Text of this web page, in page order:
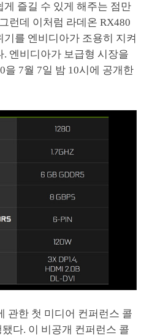
즐길 수 있게 해주는 점만
런데 이처럼 라데온 RX480
를 엔비디아가 조용히 지켜
엔비디아가 보급형 시장을
을 7월 7일 밤 10시에 공개한
관한 첫 미디어 컨퍼런스 콜
다. 이 비공개 컨퍼런스 콜